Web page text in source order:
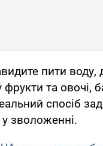
пити воду,
та овочі,
спосіб
зволоженні.